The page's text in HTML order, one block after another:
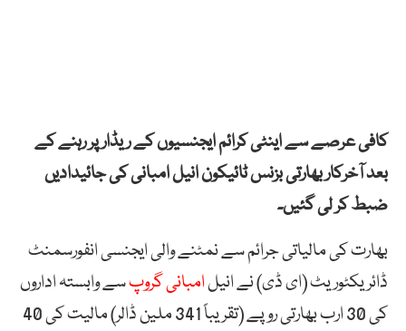
کافی عرصے سے اینٹی کرائم ایجنسیوں کے ریڈار پر رہنے کے
بعد آخرکار بھارتی بزنس ٹائیکون انیل امبانی کی جائیدادیں
ضبط کر لی گئیں۔
بھارت کی مالیاتی جرائم سے نمٹنے والی ایجنسی انفورسمنٹ
ڈائریکٹوریٹ (ای ڈی) نے انیلامبانی گروپسے وابستہ اداروں
کی 30 ارب بھارتی روپے (تقریباً 341 ملین ڈالر) مالیت کی 40